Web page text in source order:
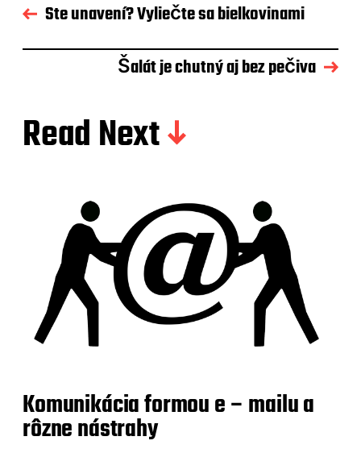
Ste unavení? Vyliečte sa bielkovinami
Šalát je chutný aj bez pečiva
Read Next
Komunikácia formou e – mailu a
rôzne nástrahy